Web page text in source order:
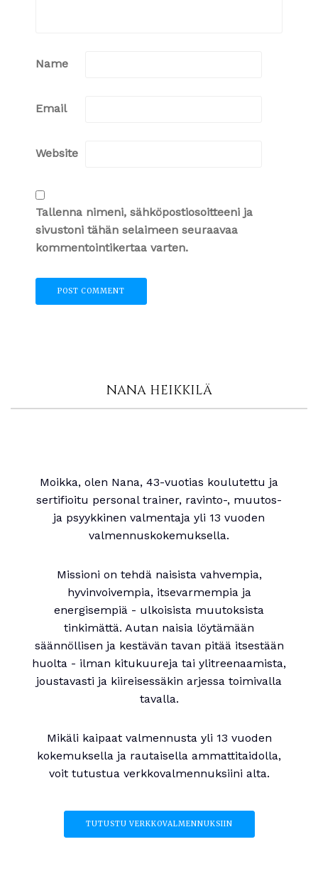
Name
Email
Website
Tallenna nimeni, sähköpostiosoitteeni ja
sivustoni tähän selaimeen seuraavaa
kommentointikertaa varten.
NANA HEIKKILÄ
Moikka, olen Nana, 43-vuotias koulutettu ja
sertifioitu personal trainer, ravinto-, muutos-
ja psyykkinen valmentaja yli 13 vuoden
valmennuskokemuksella.
Missioni on tehdä naisista vahvempia,
hyvinvoivempia, itsevarmempia ja
energisempiä - ulkoisista muutoksista
tinkimättä. Autan naisia löytämään
säännöllisen ja kestävän tavan pitää itsestään
huolta - ilman kitukuureja tai ylitreenaamista,
joustavasti ja kiireisessäkin arjessa toimivalla
tavalla.
Mikäli kaipaat valmennusta yli 13 vuoden
kokemuksella ja rautaisella ammattitaidolla,
voit tutustua verkkovalmennuksiini alta.
TUTUSTU VERKKOVALMENNUKSIIN